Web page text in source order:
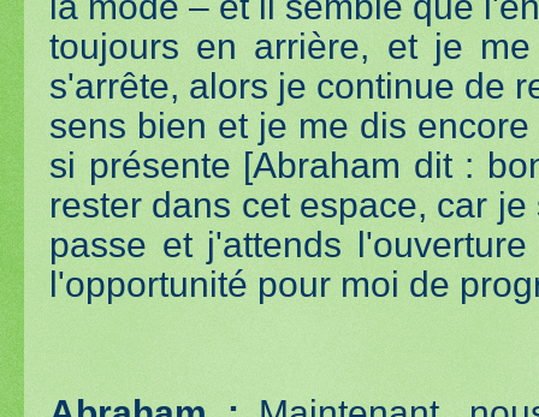
toujours en arrière, et je
s'arrête, alors je continue de
sens bien et je me dis
si présente [Abraham dit :
rester dans cet espace, car
passe et j'attends
l'opportunité pour moi de